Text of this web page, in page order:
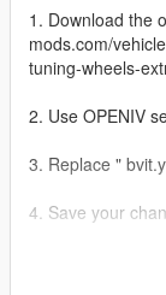
1. Download the
mods.com/
tuning-wheels-
2. Use OPENIV
3. Replace "
4. Save your